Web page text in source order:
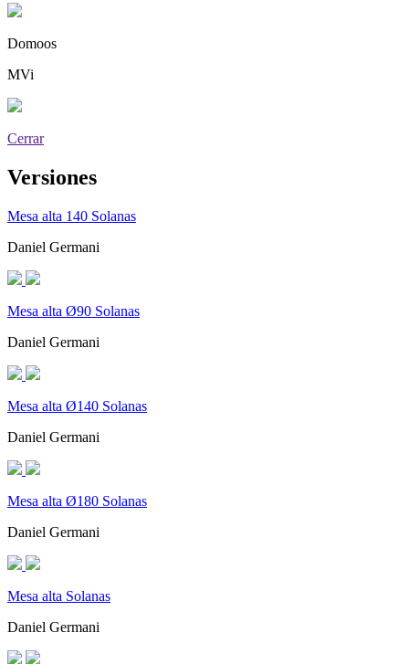
Domoos
MVi
Cerrar
Versiones
Mesa alta 140 Solanas
Daniel Germani
Mesa alta Ø90 Solanas
Daniel Germani
Mesa alta Ø140 Solanas
Daniel Germani
Mesa alta Ø180 Solanas
Daniel Germani
Mesa alta Solanas
Daniel Germani